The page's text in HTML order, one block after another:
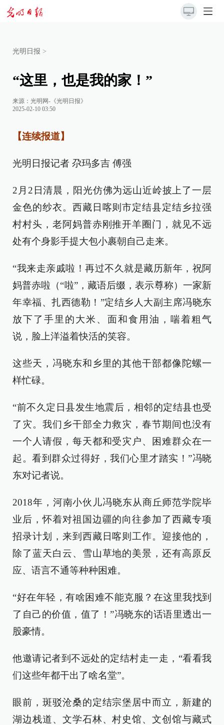
光明日报 >
“这里，也是我的家！”
来源： 光明网-《光明日报》
2025-02-10 03:50
【连续报道】
光明日报记者 尕玛多吉 傅强
2月2日清晨，阳光仿佛为远山近岭披上了一层
金色的纱衣。西藏日喀则市定结县定结乡拉强
村村头，老阿妈普赤刚推开羊圈门，就见不远
处有个身影手提大包小裹朝自己走来。
“我来走亲戚啦！再过不久就是藏历新年，祝阿
妈普赤啦（“啦”，藏语后缀，表示尊称）一家新
年幸福、扎西德勒！”定结乡人大副主席冯晓东
放下了手里的大米、面和食用油，喘着粗气
说，脸上洋溢着快活的笑容。
这些天，冯晓东和乡里的其他干部都像陀螺一
样忙碌。
“前不久定日县发生地震后，相邻的定结县也受
了灾。我们乡干部全力救灾，春节期间也没有
一个人请假，每天都和受灾户、困难群众在一
起。看到群众过得好，我们心里才踏实！”冯晓
东对记者说。
2018年，河南小伙儿冯晓东从商丘师范学院毕
业后，怀着对祖国边疆的向往参加了西藏专项
招录计划，来到西藏日喀则工作。迎接他的，
除了蓝天白云、雪山草地的美景，还有高原反
应、语言不通等种种困难。
“好在年轻，有啥困难不能克服？在这里我找到
了自己的价值，值了！”冯晓东的话语里透出一
股豪情。
他邀请记者到不远处的定结村走一走，“看看我
们这些年都干出了啥名堂”。
眼前，斑驳沧桑的定结宗堡居中而立，新建的
湖边栈道、文学石林、村史馆、文创馆与藏式